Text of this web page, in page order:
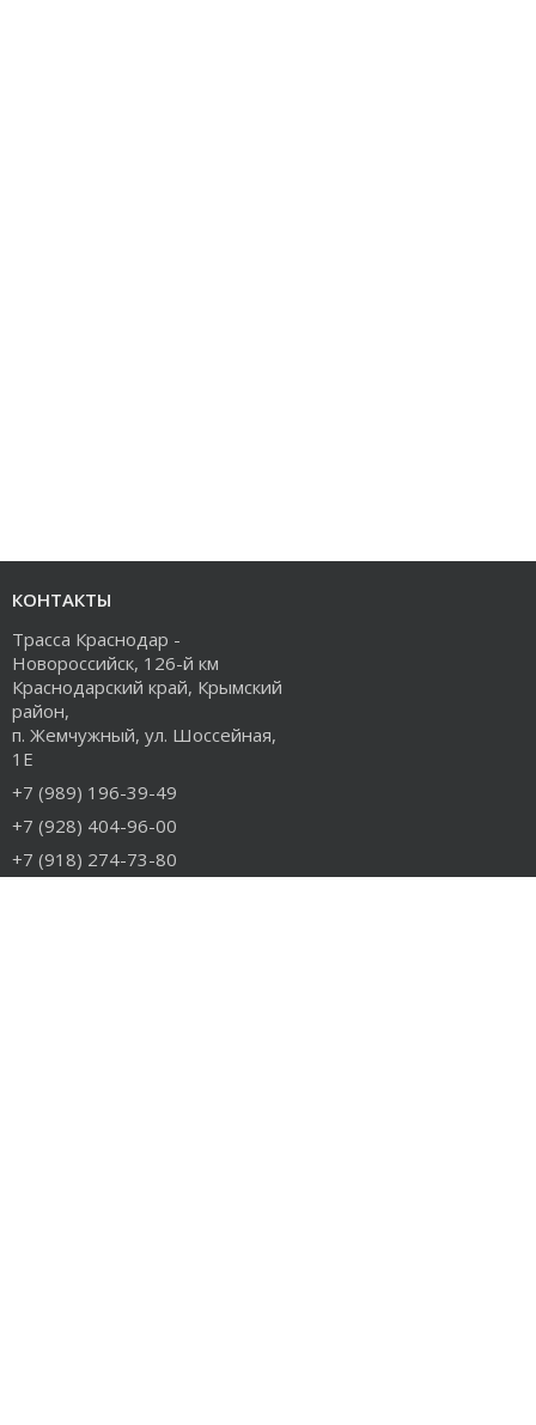
КОНТАКТЫ
Трасса Краснодар -
Новороссийск, 126-й км
Краснодарский край, Крымский
район,
п. Жемчужный, ул. Шоссейная,
1Е
+7 (989) 196-39-49
+7 (928) 404-96-00
+7 (918) 274-73-80